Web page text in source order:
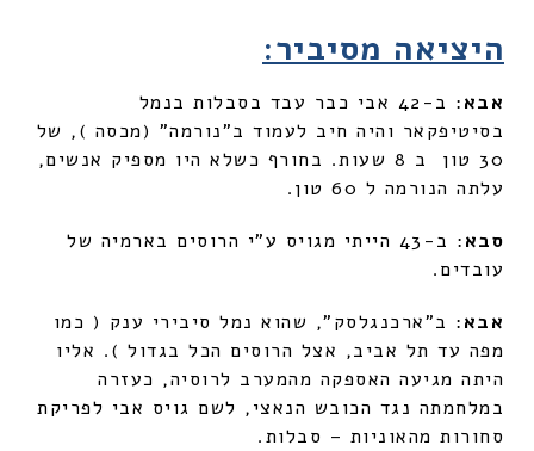
היציאה מסיביר:
אבא
: ב-42 אבי כבר עבד בסבלות בנמל
בסיטיפקאר והיה חיב לעמוד ב"נורמה" (מכסה ), של
30 טון ב 8 שעות. בחורף כשלא היו מספיק אנשים,
עלתה הנורמה ל 60 טון.
סבא
: ב-43 הייתי מגויס ע"י הרוסים בארמיה של
עובדים.
אבא: ב"ארכנגלסק", שהוא נמל סיבירי ענק ( כמו
מפה עד תל אביב, אצל הרוסים הכל בגדול ). אליו
היתה מגיעה האספקה מהמערב לרוסיה, כעזרה
במלחמתה נגד הכובש הנאצי, לשם גויס אבי לפריקת
סחורות מהאוניות – סבלות.